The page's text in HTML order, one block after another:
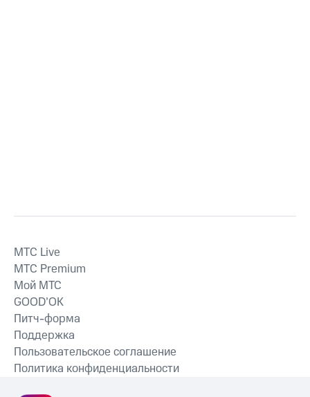
MTС Live
MTС Premium
Мой МТС
GOOD’OK
Питч-форма
Поддержка
Пользовательское соглашение
Политика конфиденциальности